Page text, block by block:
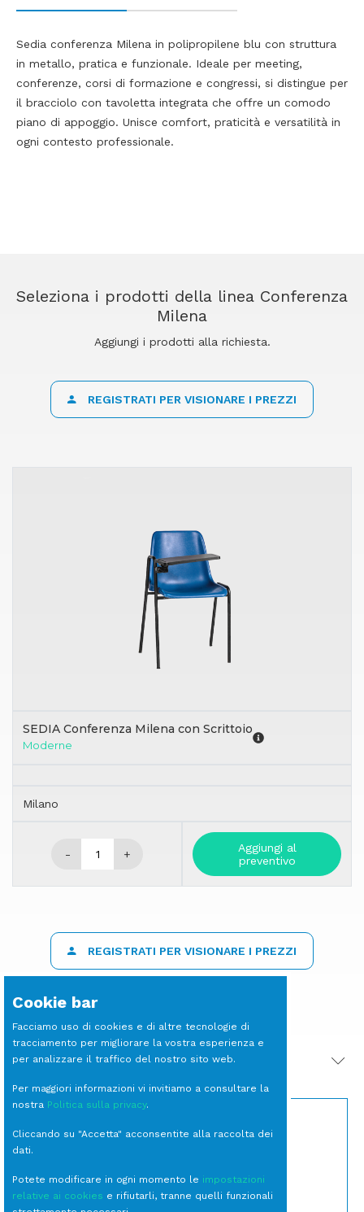
Sedia conferenza Milena in polipropilene blu con struttura
in metallo, pratica e funzionale. Ideale per meeting,
conferenze, corsi di formazione e congressi, si distingue per
il bracciolo con tavoletta integrata che offre un comodo
piano di appoggio. Unisce comfort, praticità e versatilità in
ogni contesto professionale.
Seleziona i prodotti della linea Conferenza
Milena
Aggiungi i prodotti alla richiesta.
REGISTRATI PER VISIONARE I PREZZI
SEDIA Conferenza Milena con Scrittoio
Moderne
Milano
- +
Aggiungi al
preventivo
REGISTRATI PER VISIONARE I PREZZI
PRODOTTI CORRELATI
Cookie bar
Facciamo uso di cookies e di altre tecnologie di
tracciamento per migliorare la vostra esperienza e
per analizzare il traffico del nostro sito web.
Per maggiori informazioni vi invitiamo a consultare la
nostra Politica sulla privacy.
Cliccando su "Accetta" acconsentite alla raccolta dei
dati.
Potete modificare in ogni momento le impostazioni
relative ai cookies e rifiutarli, tranne quelli funzionali